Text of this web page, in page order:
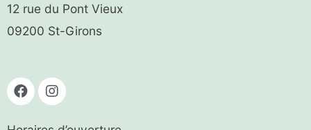
12 rue du Pont Vieux
09200 St-Girons